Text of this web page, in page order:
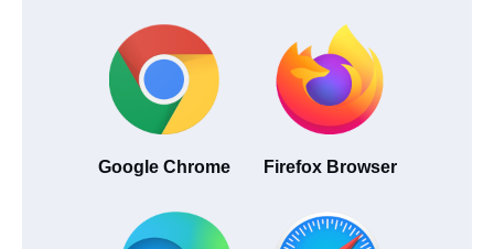
Google Chrome Firefox Browser